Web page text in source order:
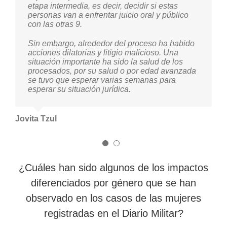
etapa intermedia, es decir, decidir si estas
personas van a enfrentar juicio oral y público
con las otras 9.
Sin embargo, alrededor del proceso ha habido
acciones dilatorias y litigio malicioso. Una
situación importante ha sido la salud de los
procesados, por su salud o por edad avanzada
se tuvo que esperar varias semanas para
esperar su situación jurídica.
Jovita Tzul
Diario Militar, quiero tomarme un momento de
reconocimiento, de agradecer a esas mujeres
que aparecen en el diario, esas hermanas que
la tortura y de la cárcel clandestina. Ellas están
presentes hoy, ellas querían transformar este
país y su ejemplo nos da impulso para salir
adelante.
Las demandas que tenemos en este caso son
llevando. A nadie le hace bien negar lo que
También queremos que tanto empresarios,
paramilitares legalizadas, dejen de funcionar,
de intervenir, de ocultar información.
Si no se garantiza que estos juicios avancen y
se sepa la verdad, esto volverá a suceder.
Entonces como principio de no repetición
queremos que se sepa la verdad, para que
¿Cuáles han sido algunos de los impactos
diferenciados por género que se han
observado en los casos de las mujeres
registradas en el Diario Militar?